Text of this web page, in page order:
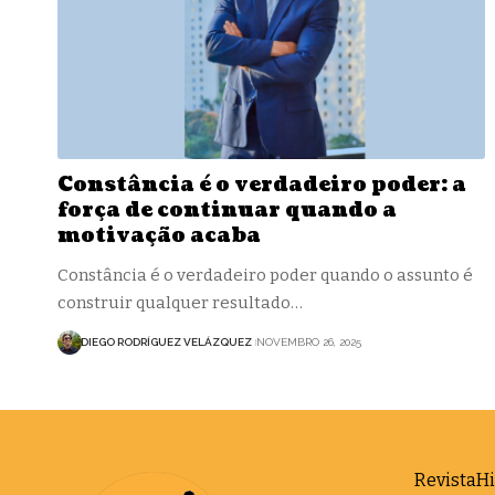
Constância é o verdadeiro poder: a
força de continuar quando a
motivação acaba
Constância é o verdadeiro poder quando o assunto é
construir qualquer resultado…
DIEGO RODRÍGUEZ VELÁZQUEZ NOVEMBRO 26, 2025